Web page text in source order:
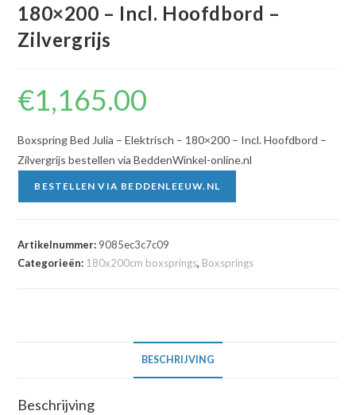
180×200 – Incl. Hoofdbord –
Zilvergrijs
€1,165.00
Boxspring Bed Julia – Elektrisch – 180×200 – Incl. Hoofdbord –
Zilvergrijs bestellen via BeddenWinkel-online.nl
BESTELLEN VIA BEDDENLEEUW.NL
Artikelnummer: 9085ec3c7c09
Categorieën: 180x200cm boxsprings, Boxsprings
BESCHRIJVING
Beschrijving